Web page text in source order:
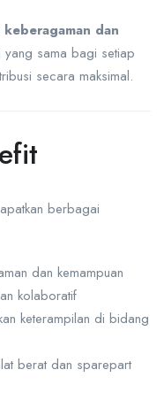
keberagaman dan
yang sama bagi setiap
secara maksimal.
berbagai
dan kemampuan
kolaboratif
keterampilan di bidang
berat dan sparepart